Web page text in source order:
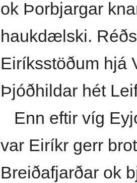
ok Þorbjargar
haukdælski.
Eiríksstöðum hjá
Þjóðhildar hét
Enn eftir víg
var Eiríkr gerr
Breiðafjarðar ok